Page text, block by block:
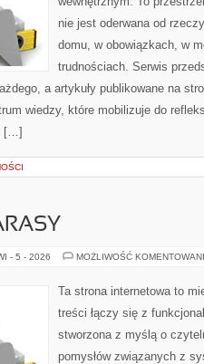
nie jest oderwana od
domu, w obowiązkach, w
trudnościach. Serwis
a artykuły publikowane na
wiedzy, które mobilizuje do
[…]
- 5 - 2026 MOŻLIWOŚĆ
Ta strona internetowa to
treści łączy się z
stworzona z myślą o
pomysłów związanych z